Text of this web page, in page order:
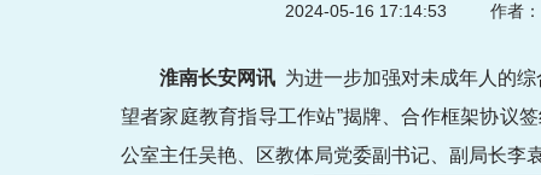
2024-05-16 17:14:53 作者
淮南长安网讯 为进一步加强对未成年人的
望者家庭教育指导工作站”揭牌、合作框架协议
公室主任吴艳、区教体局党委副书记、副局长李